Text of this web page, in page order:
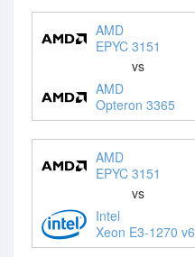
AMD
EPYC 3151
vs
AMD
Opteron 3365
AMD
EPYC 3151
vs
Intel
Xeon E3-1270 v6